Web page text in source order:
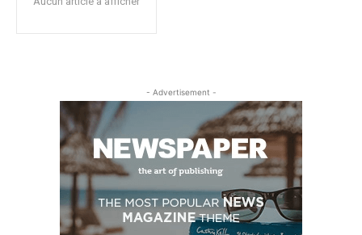
- Advertisement -